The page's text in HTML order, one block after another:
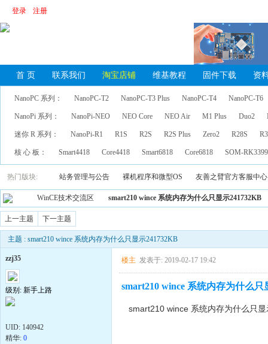
登录 注册
首 页 联系我们 淘宝店铺 维基教程 固件下载 资
NanoPC 系列： NanoPC-T2 NanoPC-T3 Plus NanoPC-T4 NanoPC-T6
NanoPi 系列： NanoPi-NEO NEO Core NEO Air M1 Plus Duo2
迷你 R 系列： NanoPi-R1 R1S R2S R2S Plus Zero2 R28S
核 心 板： Smart4418 Core4418 Smart6818 Core6818 SOM-
热门版块: 站务管理与公告 裸机程序和微型OS 友善之臂官方客服中心
WinCE技术交流区 smart210 wince 系统内存为什么只显示241732KB
上一主题 下一主题
主题 : smart210 wince 系统内存为什么只显示241732KB
zzj35
级别: 新手上路
UID: 140942
精华: 0
楼主 发表于: 2019-02-17 19:42
smart210 wince 系统内存为什么只
smart210 wince 系统内存为什么只